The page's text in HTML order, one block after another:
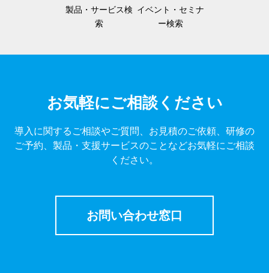
製品・サービス検
索
イベント・セミナ
ー検索
お気軽にご相談ください
導入に関するご相談やご質問、お見積のご依頼、研修の
ご予約、製品・支援サービスのことなどお気軽にご相談
ください。
お問い合わせ窓口